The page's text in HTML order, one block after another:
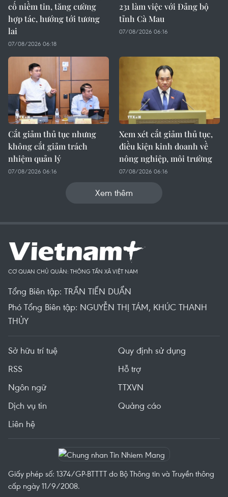
cố niềm tin, tăng cường
hợp tác, hướng tới tương
lai
07/08/2026 06:18
231 làm việc với Đảng bộ
tỉnh Cà Mau
07/08/2026 06:16
Cắt giảm thủ tục nhưng
không cắt giảm trách
nhiệm quản lý
07/08/2026 06:16
Xem xét cắt giảm thủ tục,
điều kiện kinh doanh về
nông nghiệp, môi trường
07/08/2026 06:16
Xem thêm
CƠ QUAN CHỦ QUẢN: THÔNG TẤN XÃ VIỆT NAM
Tổng Biên tập: TRẦN TIẾN DUẨN
Phó Tổng Biên tập: NGUYỄN THỊ TÁM, KHÚC THANH
THỦY
Sở hữu trí tuệ
Quy định sử dụng
RSS
Hỗ trợ
Ngôn ngữ
TTXVN
Dịch vụ tin
Quảng cáo
Liên hệ
Giấy phép số: 1374/GP-BTTTT do Bộ Thông tin và Truyền thông
cấp ngày 11/9/2008.